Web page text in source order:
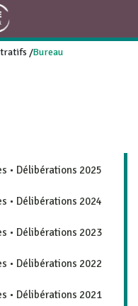
/Bureau
• Délibérations 2025
• Délibérations 2024
• Délibérations 2023
• Délibérations 2022
• Délibérations 2021